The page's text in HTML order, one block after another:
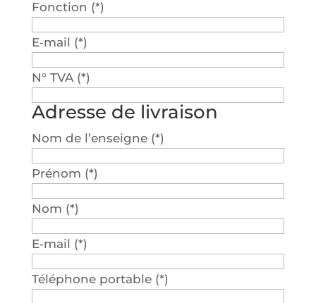
Fonc­tion (*)
E‑mail (*)
N° TVA (*)
Adresse de livraison
Nom de l’en­seigne (*)
Pré­nom (*)
Nom (*)
E‑mail (*)
Télé­phone por­table (*)